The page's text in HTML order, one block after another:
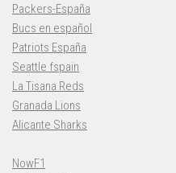
Packers-España
Bucs en español
Patriots España
Seattle fspain
La Tisana Reds
Granada Lions
Alicante Sharks
NowF1